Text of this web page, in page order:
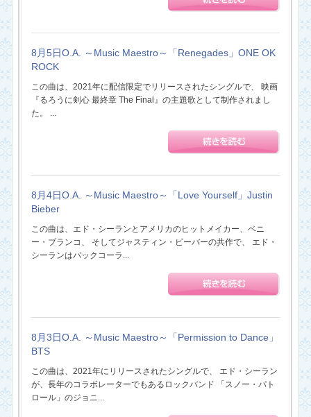
8月5日O.A. ～Music Maestro～「Renegades」ONE OK
ROCK
この曲は、2021年に配信限定でリリースされたシングルで、 映画
『るろうに剣心 最終章 The Final』の主題歌として制作されまし
た。 ...
8月4日O.A. ～Music Maestro～「Love Yourself」Justin
Bieber
この曲は、エド・シーランとアメリカのヒットメイカー、ベニ
ー・ブランコ、 そしてジャスティン・ビーバーの共作で、 エド・
シーランはバックコーラ...
8月3日O.A. ～Music Maestro～「Permission to Dance」
BTS
この曲は、2021年にリリースされたシングルで、 エド・シーラン
が、長年のコラボレーターでもあるロックバンド 「スノー・パト
ロール」のジョニ...